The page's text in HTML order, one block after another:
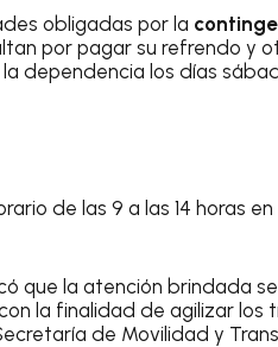
obligadas por la
por pagar su refrendo y
dependencia los días
de las 9 a las 14 horas
que la atención brindada
la finalidad de agilizar los
de Movilidad y